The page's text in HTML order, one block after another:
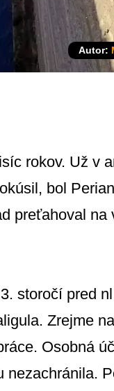
Autor:
rokov. Už v
bol
preťahoval na
storočí pred
Zrejme
Osobná